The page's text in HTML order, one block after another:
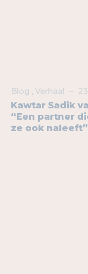
Blog ,Verhaal
Kawtar Sadik
“Een partner
ze ook naleeft”